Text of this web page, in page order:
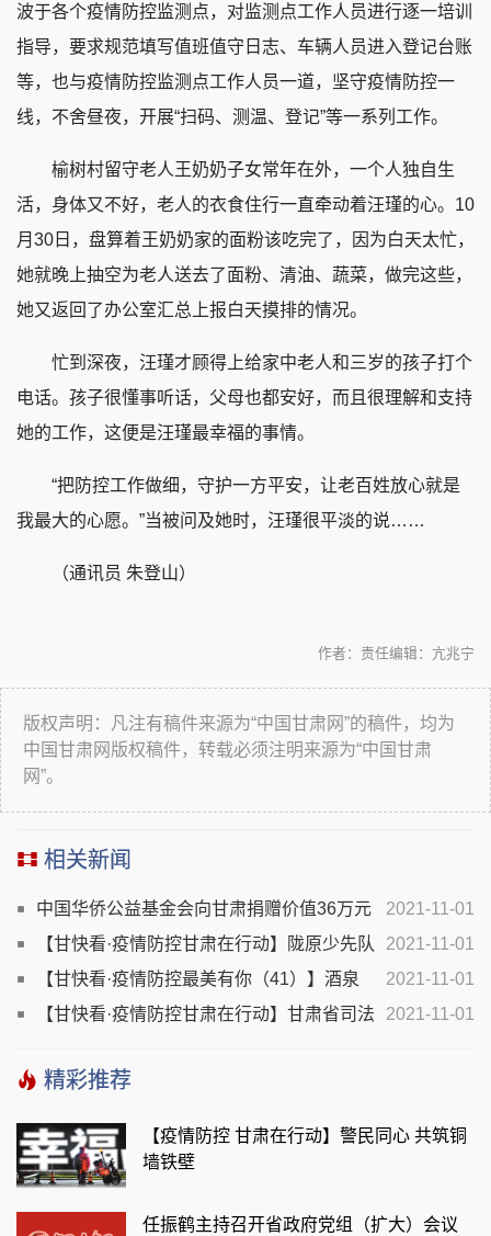
波于各个疫情防控监测点，对监测点工作人员进行逐一培训
指导，要求规范填写值班值守日志、车辆人员进入登记台账
等，也与疫情防控监测点工作人员一道，坚守疫情防控一
线，不舍昼夜，开展“扫码、测温、登记”等一系列工作。
榆树村留守老人王奶奶子女常年在外，一个人独自生
活，身体又不好，老人的衣食住行一直牵动着汪瑾的心。10
月30日，盘算着王奶奶家的面粉该吃完了，因为白天太忙，
她就晚上抽空为老人送去了面粉、清油、蔬菜，做完这些，
她又返回了办公室汇总上报白天摸排的情况。
忙到深夜，汪瑾才顾得上给家中老人和三岁的孩子打个
电话。孩子很懂事听话，父母也都安好，而且很理解和支持
她的工作，这便是汪瑾最幸福的事情。
“把防控工作做细，守护一方平安，让老百姓放心就是
我最大的心愿。”当被问及她时，汪瑾很平淡的说……
（通讯员 朱登山）
责任编辑：亢兆宁
作者：
版权声明：凡注有稿件来源为“中国甘肃网”的稿件，均为
中国甘肃网版权稿件，转载必须注明来源为“中国甘肃
网”。
相关新闻
2021-11-01
中国华侨公益基金会向甘肃捐赠价值36万元
抗疫物资
2021-11-01
【甘快看·疫情防控甘肃在行动】陇原少先队
员用自己的方式助力疫情防控
2021-11-01
【甘快看·疫情防控最美有你（41）】酒泉
瓜州：巾帼不让须眉 抗疫一线显担当
2021-11-01
【甘快看·疫情防控甘肃在行动】甘肃省司法
精彩推荐
【疫情防控 甘肃在行动】警民同心 共筑铜
墙铁壁
任振鹤主持召开省政府党组（扩大）会议